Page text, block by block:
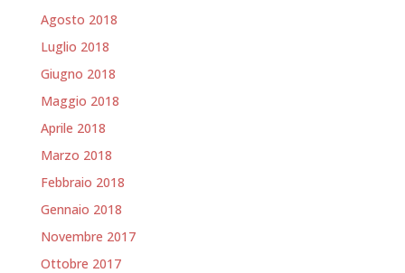
Agosto 2018
Luglio 2018
Giugno 2018
Maggio 2018
Aprile 2018
Marzo 2018
Febbraio 2018
Gennaio 2018
Novembre 2017
Ottobre 2017